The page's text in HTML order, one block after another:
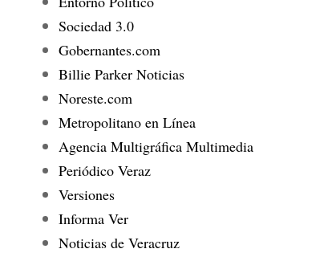
Sociedad 3.0
Gobernantes.com
Billie Parker Noticias
Noreste.com
Metropolitano en Línea
Agencia Multigráfica Multimedia
Periódico Veraz
Versiones
Informa Ver
Noticias de Veracruz